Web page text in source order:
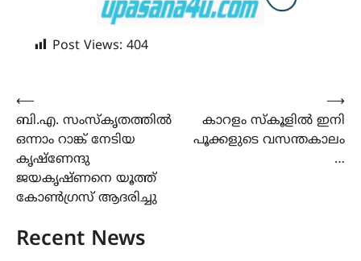
Post Views: 404
Post
navigation
⟵
ബി.എ. സംസ്കൃതത്തിൽ
ഒന്നാം റാങ്ക് നേടിയ
കൃഷ്ണേന്ദു
ജയകൃഷ്ണനെ യൂത്ത്
കോൺഗ്രസ് ആദരിച്ചു
കാറളം സ്കൂളിൽ ഇനി
പൂക്കളുടെ വസന്തകാലം
…
⟶
Recent News